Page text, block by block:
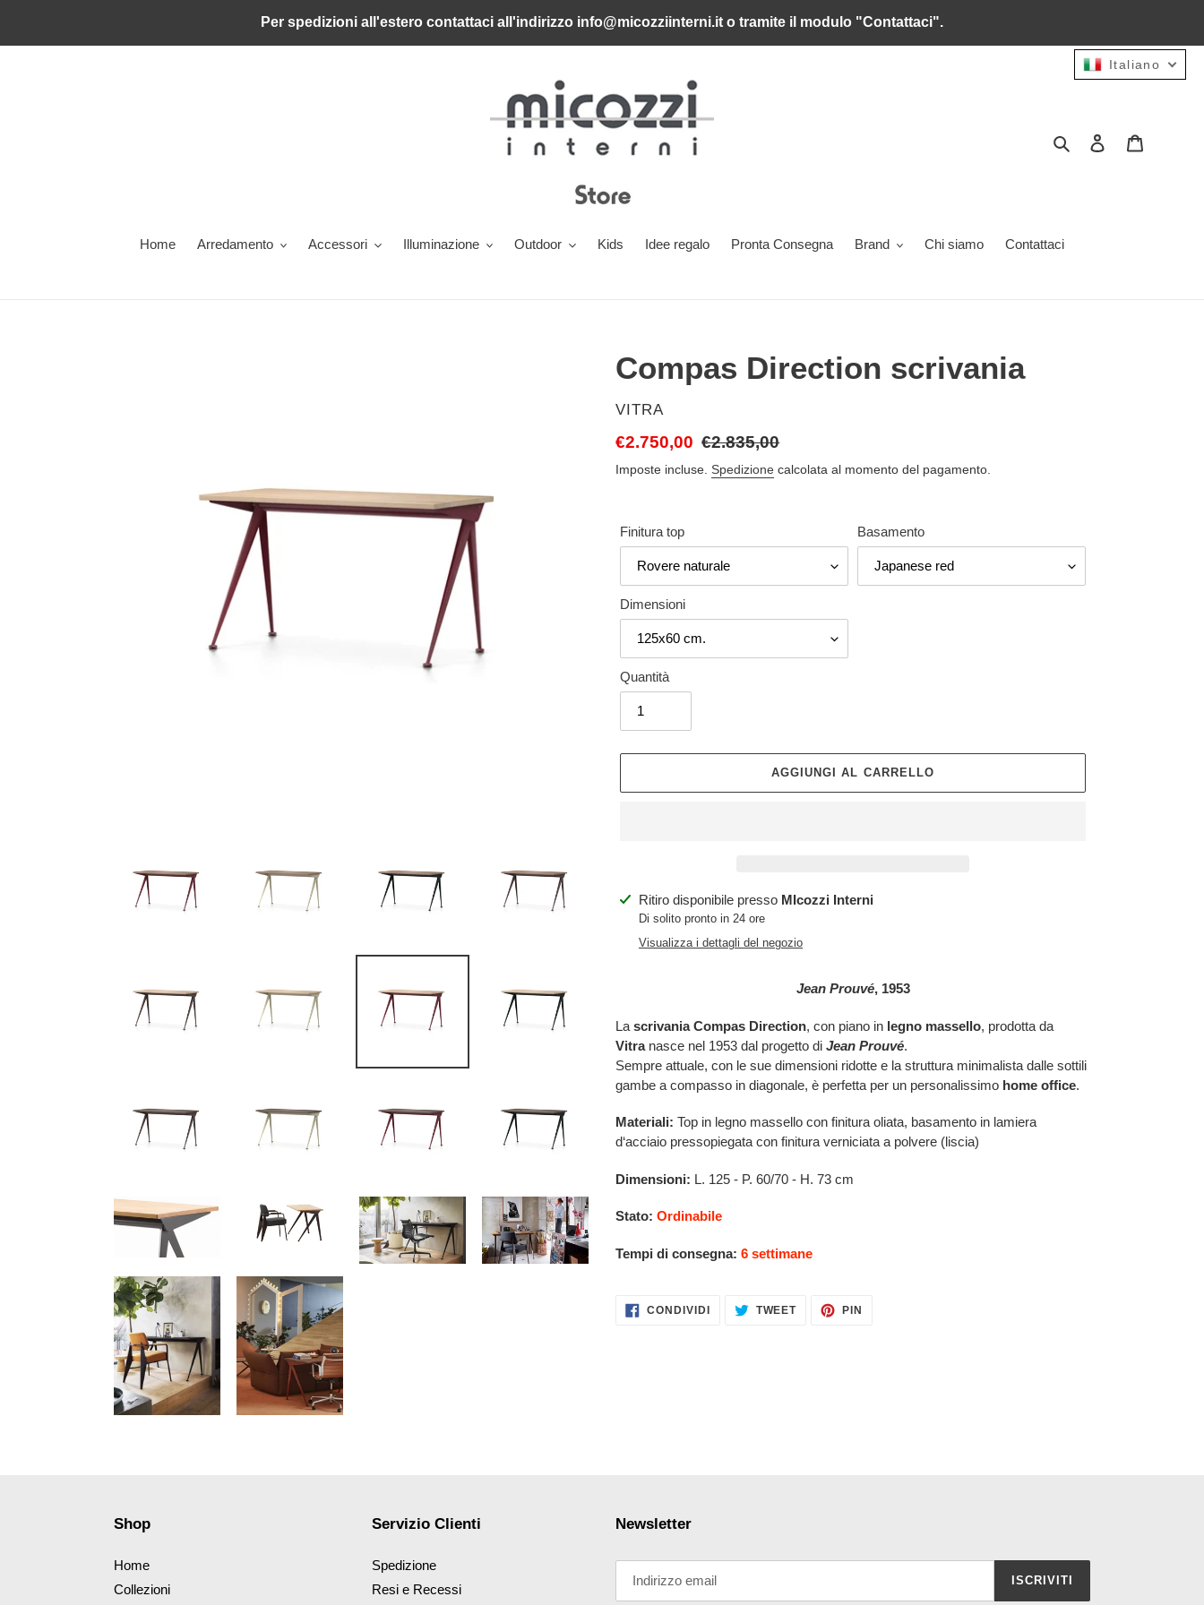
ai
Per spedizioni all'estero contattaci all'indirizzo info@micozziinterni.it o tramite il modulo "Contattaci".
Cerca Accedi
Home Arredamento Accessori Illuminazione Outdoor Kids Idee regalo Pronta Consegna Brand Chi siamo Contattaci
Compas Direction scrivania
VENDITORE
VITRA
Prezzo
scontato
€2.750,00 Prezzo
di
€2.835,00
Imposte incluse. Spedizione calcolata al momento del pagamento.
Finitura top Basamento
Dimensioni
Quantità
AGGIUNGI AL CARRELLO
Inserimento
prodotto
Ritiro disponibile presso MIcozzi Interni
Di solito pronto in 24 ore
Visualizza i dettagli del negozio
Jean Prouvé, 1953
La scrivania Compas Direction, con piano in legno massello, prodotta da
Vitra nasce nel 1953 dal progetto di Jean Prouvé.
Sempre attuale, con le sue dimensioni ridotte e la struttura minimalista dalle sottili
gambe a compasso in diagonale, è perfetta per un personalissimo home office.
Materiali: Top in legno massello con finitura oliata, basamento in lamiera
d‘acciaio pressopiegata con finitura verniciata a polvere (liscia)
Dimensioni: L. 125 - P. 60/70 - H. 73 cm
Stato: Ordinabile
Tempi di consegna: 6 settimane
CONDIVIDICONDIVIDI
SU
TWEETTWITTA PIN
Shop
Home
Collezioni
Servizio Clienti
Spedizione
Resi e Recessi
Newsletter
ISCRIVITI
Italiano